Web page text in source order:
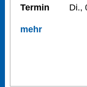
Termin Di.,
mehr